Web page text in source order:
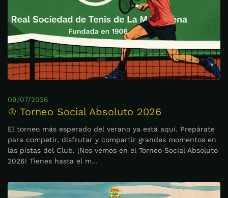
09/07/2026
♔ Torneo Social Absoluto 2026
El torneo más esperado del verano ya está aquí. Prepárate
para competir, disfrutar y compartir grandes momentos en
las pistas del Club. ¡Nos vemos en el Torneo Social Absoluto
2026! Tienes hasta el m…